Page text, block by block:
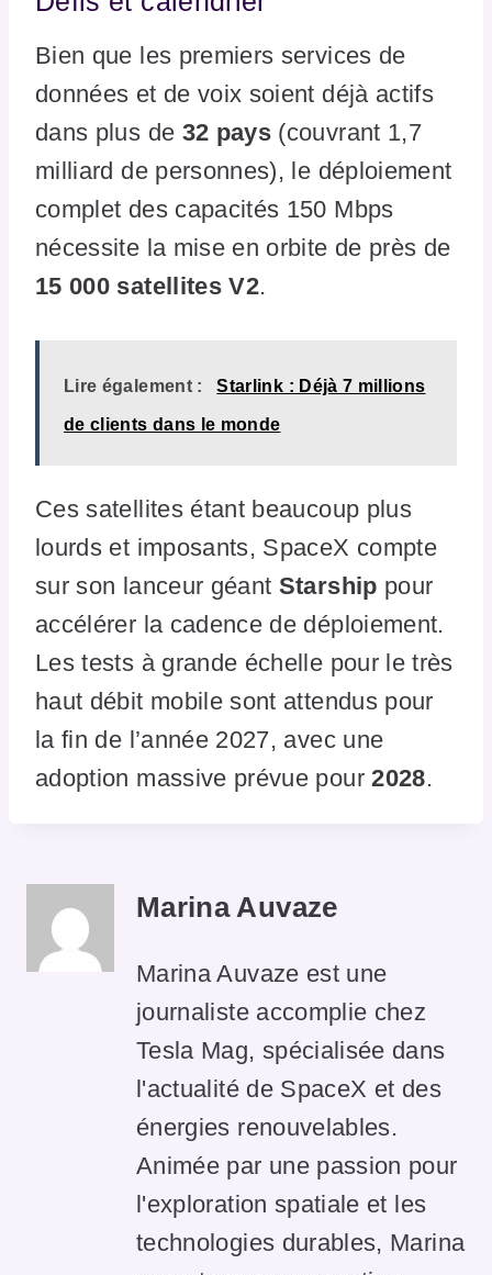
Bien que les premiers services de
données et de voix soient déjà actifs
dans plus de 32 pays (couvrant 1,7
milliard de personnes), le déploiement
complet des capacités 150 Mbps
nécessite la mise en orbite de près de
15 000 satellites V2.
Lire également : Starlink : Déjà 7 millions
de clients dans le monde
Ces satellites étant beaucoup plus
lourds et imposants, SpaceX compte
sur son lanceur géant Starship pour
accélérer la cadence de déploiement.
Les tests à grande échelle pour le très
haut débit mobile sont attendus pour
la fin de l’année 2027, avec une
adoption massive prévue pour2028.
Marina Auvaze
Marina Auvaze est une
journaliste accomplie chez
Tesla Mag, spécialisée dans
l'actualité de SpaceX et des
énergies renouvelables.
Animée par une passion pour
l'exploration spatiale et les
technologies durables, Marina